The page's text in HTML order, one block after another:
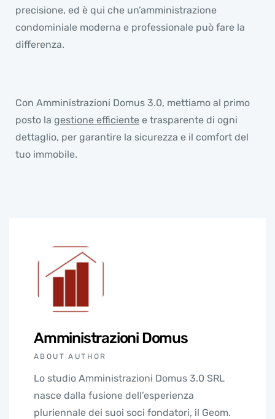
precisione, ed è qui che un’amministrazione
condominiale moderna e professionale può fare la
differenza.
Con Amministrazioni Domus 3.0, mettiamo al primo
posto la gestione efficiente e trasparente di ogni
dettaglio, per garantire la sicurezza e il comfort del
tuo immobile.
Amministrazioni Domus
ABOUT AUTHOR
Lo studio Amministrazioni Domus 3.0 SRL
nasce dalla fusione dell’esperienza
pluriennale dei suoi soci fondatori, il Geom.